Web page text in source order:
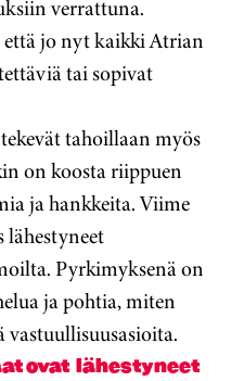
verrattuna.
jo nyt kaikki Atrian
tai sopivat
tahoillaan myös
on koosta riippuen
ja hankkeita. Viime
lähestyneet
Pyrkimyksenä on
ja pohtia, miten
vastuullisuusasioita.
ovat lähestyneet